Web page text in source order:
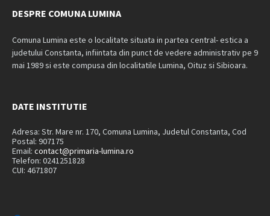
DESPRE COMUNA LUMINA
Comuna Lumina este o localitate situata in partea central- estica a
judetului Constanta, infiintata din punct de vedere administrativ pe 9
mai 1989 si este compusa din localitatile Lumina, Oituz si Sibioara.
DATE INSTITUTIE
Adresa: Str. Mare nr. 170, Comuna Lumina, Judetul Constanta, Cod
Postal: 907175
Email: contact@primaria-lumina.ro
Telefon: 0241251828
CUI: 4671807